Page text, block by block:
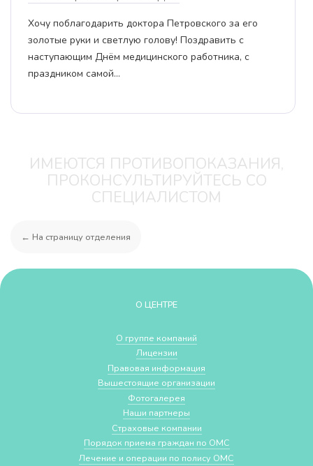
Хочу поблагодарить доктора Петровского за его
золотые руки и светлую голову! Поздравить с
наступающим Днём медицинского работника, с
праздником самой…
ИМЕЮТСЯ ПРОТИВОПОКАЗАНИЯ,
ПРОКОНСУЛЬТИРУЙТЕСЬ СО
СПЕЦИАЛИСТОМ
← На страницу отделения
О ЦЕНТРЕ
О группе компаний
Лицензии
Правовая информация
Вышестоящие организации
Фотогалерея
Наши партнеры
Страховые компании
Порядок приема граждан по ОМС
Лечение и операции по полису ОМС